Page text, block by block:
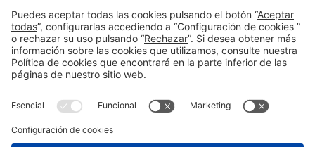
#PISCINABARCELONA
en las redes sociales